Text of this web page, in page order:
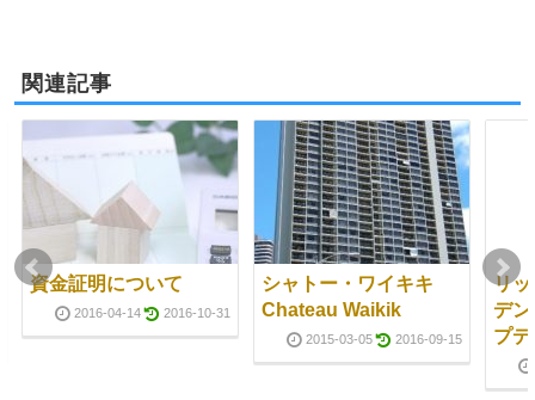
関連記事
資金証明について
2016-04-14 2016-10-31
シャトー・ワイキキ
Chateau Waikik
2015-03-05 2016-09-15
リ
デ
プ